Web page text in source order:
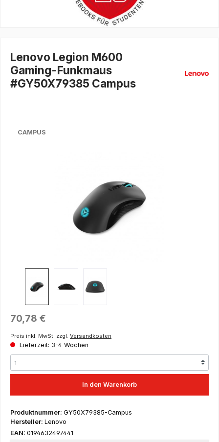
Lenovo Legion M600
Gaming-Funkmaus
#GY50X79385 Campus
CAMPUS
Regulärer Preis:
70,78 €
Preis inkl. MwSt. zzgl. Versandkosten
Lieferzeit: 3-4 Wochen
In den Warenkorb
Produktnummer: GY50X79385-Campus
Hersteller: Lenovo
EAN: 0194632497441